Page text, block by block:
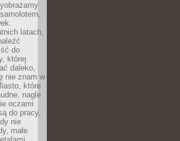
latach,
do
której
daleko,
nie znam w
które
nagle
oczami
do pracy,
nie
małe